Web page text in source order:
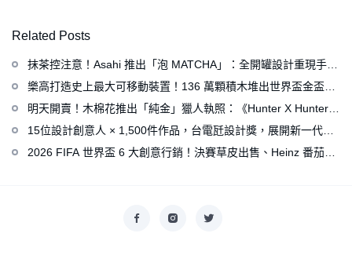
Related Posts
抹茶控注意！Asahi 推出「泡 MATCHA」：全開罐設計重現手打
泡感，拿鐵、可爾必思等新品同步亮相
樂高打造史上最大可移動裝置！136 萬顆積木堆出世界盃金盃，
梅西、姆巴佩、C 羅化身樂高人偶
明天開賣！木棉花推出「純金」獵人執照：《Hunter X Hunter》
連載再開、集英社打造獵人專用情報網
15位設計創意人 × 1,500件作品，台電瓩設計獎，展開新一代設
計師與電力的創意對話
2026 FIFA 世界盃 6 大創意行銷！決賽草皮出售、Heinz 番茄醬